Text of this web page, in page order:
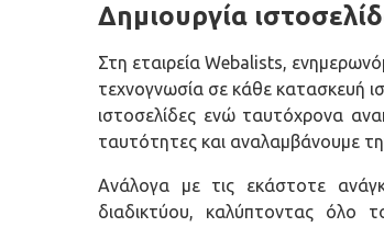
Δημιουργία
Στη εταιρεία Webalists,
τεχνογνωσία σε κάθε κατασκευή
ιστοσελίδες ενώ ταυτόχρονα
ταυτότητες και αναλαμβάνουμε
Ανάλογα με τις εκάστοτε
διαδικτύου, καλύπτοντας όλο